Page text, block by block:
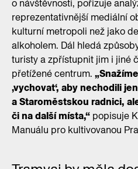
o návštěvnosti, pořizuje
reprezentativnější mediální
kulturní metropoli než jako
alkoholem. Dál hledá
turisty a zpřístupnit jim i jiné
přetížené centrum.
‚vychovat‘, aby nechodili
a Staroměstskou radnici,
či na další místa,“ popisuje
Manuálu pro kultivovanou